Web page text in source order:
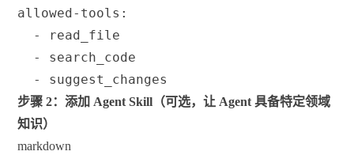
allowed-tools:
-
read_file
-
search_code
-
suggest_changes
步骤 2：添加 Agent Skill（可选，让 Agent 具备特定领域
知识）
markdown